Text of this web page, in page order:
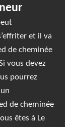
et il va
de cheminée
vous devez
pourrez
de cheminée
êtes à Le